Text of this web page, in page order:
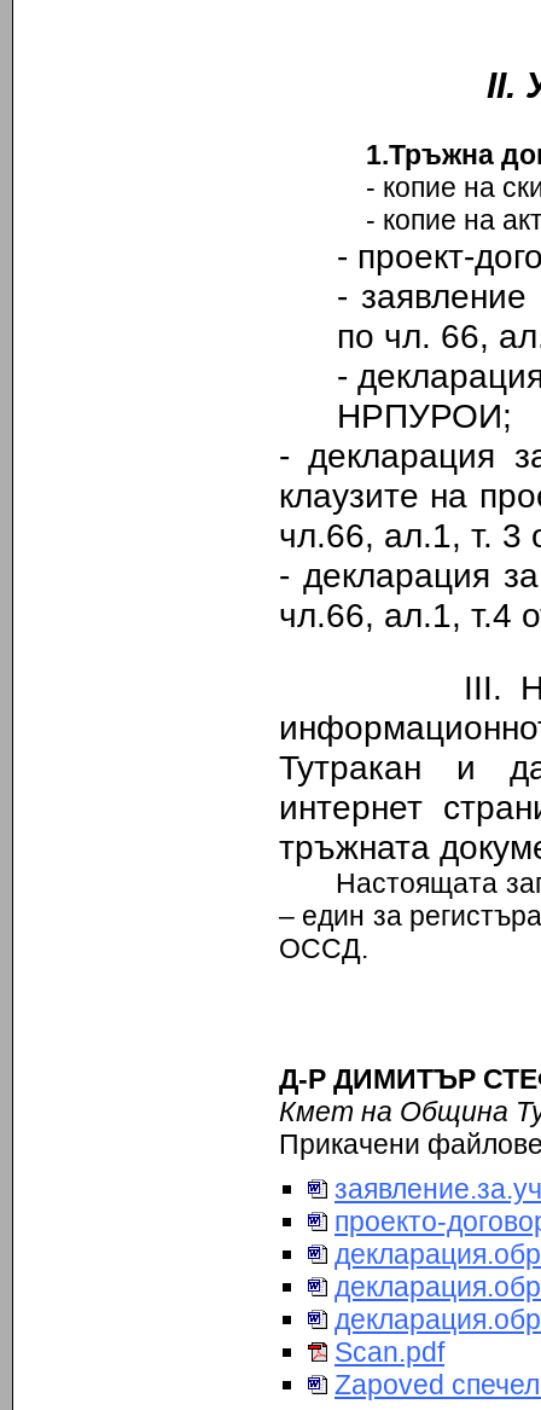
1.Тръжна
- копие на
- копие на акт
- проект-
-
по чл. 66,
-
НРПУРОИ;
- декларация
клаузите на
чл.66, ал.1, т.
- декларация
чл.66, ал.1,
III.
Тутракан и
интернет
тръжната
Настоящата
– един за
ОССД.
Д-Р
Кмет на Община
Прикачени
проекто-
Scan.pdf
Zapoved